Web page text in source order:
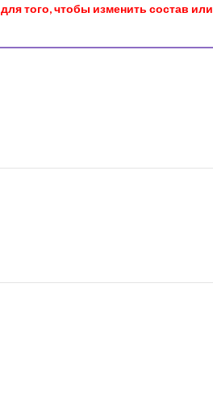
для того, чтобы изменить состав или